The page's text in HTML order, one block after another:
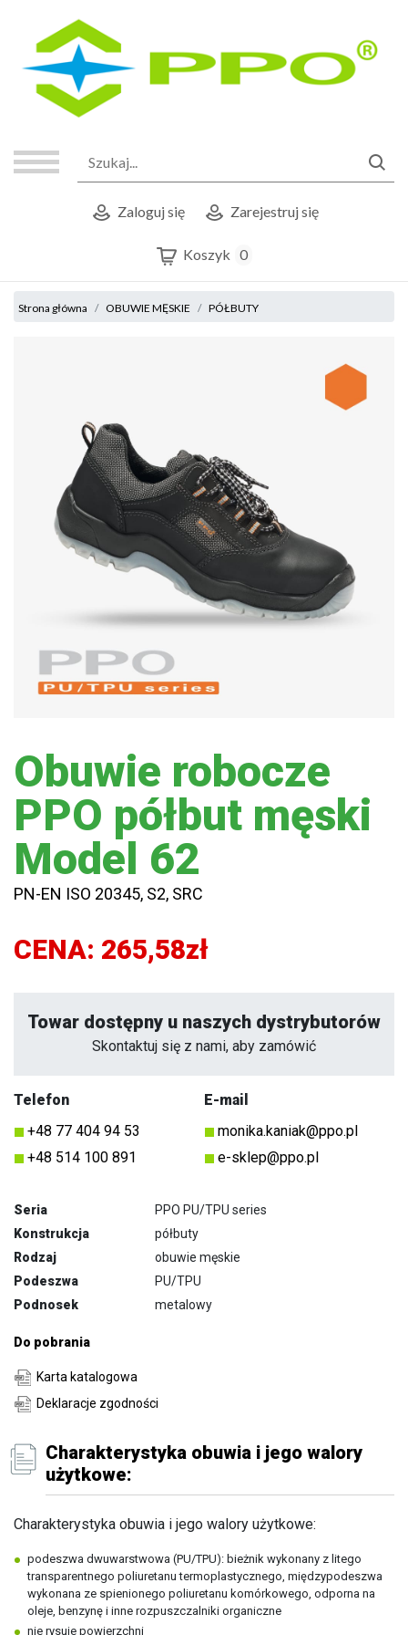
Zaloguj się Zarejestruj się
Koszyk 0
Strona główna OBUWIE MĘSKIE PÓŁBUTY
Obuwie robocze
PPO półbut męski
Model 62
PN-EN ISO 20345, S2, SRC
CENA: 265,58zł
Towar dostępny u naszych dystrybutorów
Skontaktuj się z nami, aby zamówić
Telefon
+48 77 404 94 53
+48 514 100 891
E-mail
monika.kaniak@ppo.pl
e-sklep@ppo.pl
Seria
PPO PU/TPU series
Konstrukcja
półbuty
Rodzaj
obuwie męskie
Podeszwa
PU/TPU
Podnosek
metalowy
Do pobrania
Karta katalogowa
Deklaracje zgodności
Charakterystyka obuwia i jego walory
użytkowe:
Charakterystyka obuwia i jego walory użytkowe:
podeszwa dwuwarstwowa (PU/TPU): bieżnik wykonany z litego
transparentnego poliuretanu termoplastycznego, międzypodeszwa
wykonana ze spienionego poliuretanu komórkowego, odporna na
oleje, benzynę i inne rozpuszczalniki organiczne
nie rysuje powierzchni